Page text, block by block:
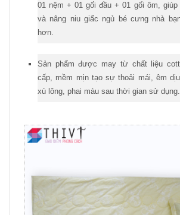
01 nệm + 01 gối đầu + 01 gối ôm,
và nâng niu giấc ngủ bé cưng nhà
hơn.
Sản phẩm được may từ chất liệu
cấp, mềm mịn tạo sự thoải mái, êm
xù lông, phai màu sau thời gian sử dụng.